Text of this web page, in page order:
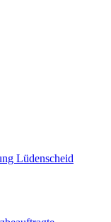
Lüdenscheid